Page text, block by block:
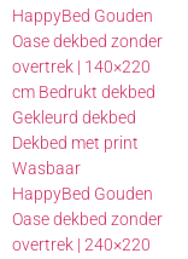
HappyBed Gouden
Oase dekbed zonder
overtrek | 140×220
cm Bedrukt dekbed
Gekleurd dekbed
Dekbed met print
Wasbaar
HappyBed Gouden
Oase dekbed zonder
overtrek | 240×220